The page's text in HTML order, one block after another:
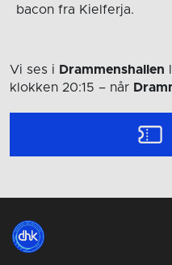
bacon fra Kielferja.
Vi ses i Drammenshallen
klokken 20:15 – når